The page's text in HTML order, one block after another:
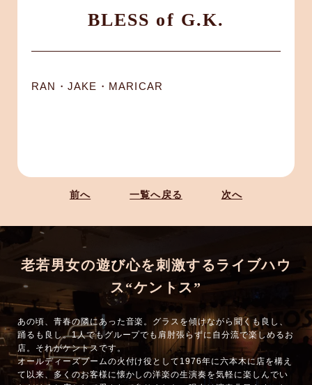
BLESS of G.K.
RAN・JAKE・MARICAR
前へ 一覧へ戻る 次へ
老若男女の遊び心を刺激するライブハウ
ス“ケントス”
あの頃、青春の隣にあった音楽。グラスを傾けながら聞くも良し、
踊るも良し。1人でもグループでも肩肘張らずに自分流で楽しめるお
店。それがケントスです。
オールディーズブームの火付け役として1976年に六本木に店を構え
て以来、多くのお客様に懐かしの洋楽の生演奏を気軽に楽しんでい